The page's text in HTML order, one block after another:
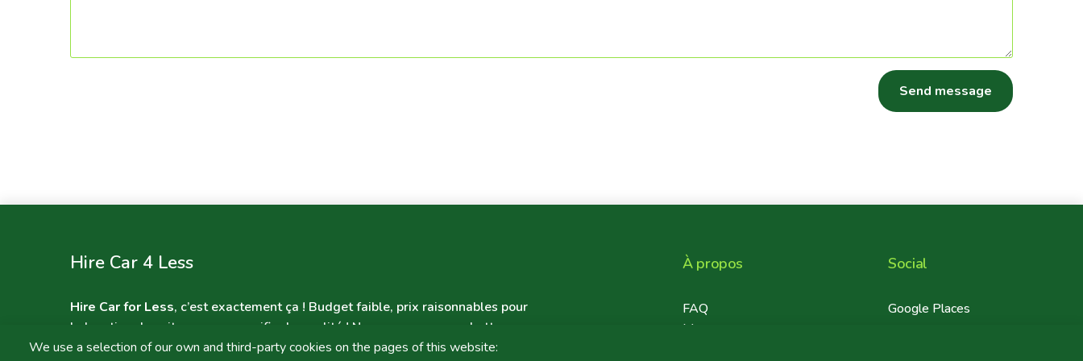
We use a selection of our own and third-party cookies on the pages of this website:
Hire Car 4 Less
Hire Car for Less, c’est exactement ça ! Budget faible, prix raisonnables pour
la location de voitures sans sacrifier la qualité ! Nous ne serons pas battus en
termes de rapport qualité-prix pour les services de location de voitures à
À propos
Footer
FAQ
Maps
Social
Google Places